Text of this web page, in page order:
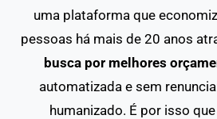
uma plataforma que
pessoas há mais de 20 anos
busca por melhores
automatizada e sem
humanizado. É por isso